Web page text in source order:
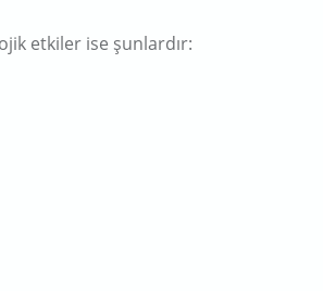
etkiler ise şunlardır: